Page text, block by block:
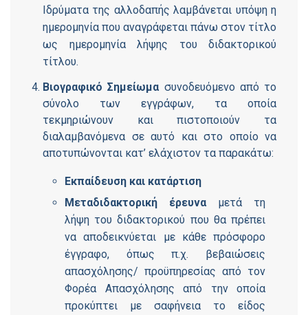
Ιδρύματα της αλλοδαπής λαμβάνεται υπόψη η
ημερομηνία που αναγράφεται πάνω στον τίτλο
ως ημερομηνία λήψης του διδακτορικού
τίτλου.
Βιογραφικό Σημείωμασυνοδευόμενο από το
σύνολο των εγγράφων, τα οποία
τεκμηριώνουν και πιστοποιούν τα
διαλαμβανόμενα σε αυτό και στο οποίο να
αποτυπώνονται κατ’ ελάχιστον τα παρακάτω:
Εκπαίδευση και κατάρτιση
Μεταδιδακτορική έρευναμετά τη
λήψη του διδακτορικού που θα πρέπει
να αποδεικνύεται με κάθε πρόσφορο
έγγραφο, όπως π.χ. βεβαιώσεις
απασχόλησης/ προϋπηρεσίας από τον
Φορέα Απασχόλησης από την οποία
προκύπτει με σαφήνεια το είδος